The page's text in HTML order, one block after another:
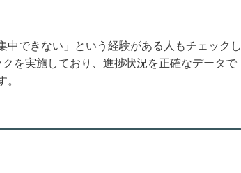
中できない」という経験がある人もチェックし
を実施しており、進捗状況を正確なデータで
。